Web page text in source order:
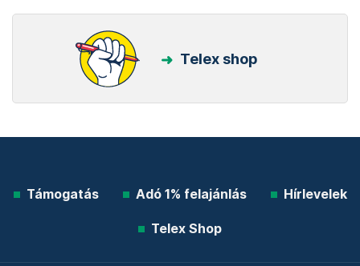
Telex shop
Támogatás Adó 1% felajánlás Hírlevelek
Telex Shop